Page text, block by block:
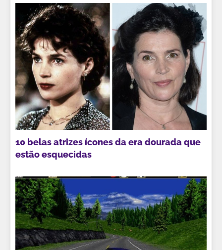
10 belas atrizes ícones da era dourada que
estão esquecidas